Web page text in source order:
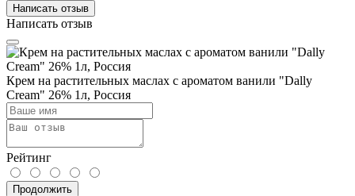
Написать отзыв
Написать отзыв
Крем на растительных маслах с ароматом ванили "Dally
Cream" 26% 1л, Россия
Рейтинг
Продолжить